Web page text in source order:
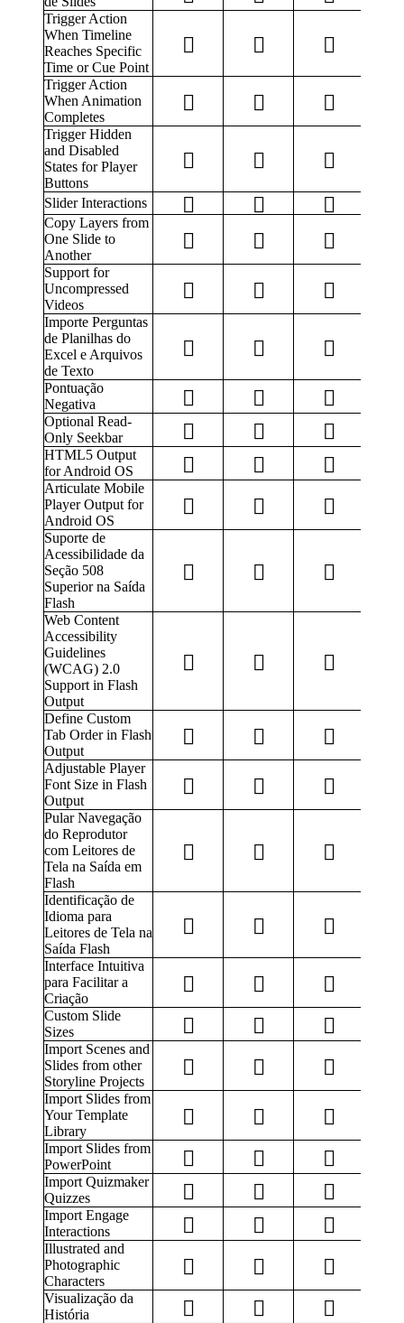
Trigger Action
When Timeline
Reaches Specific
Time or Cue Point
Trigger Action
When Animation
Completes
Trigger Hidden
and Disabled
States for Player
Buttons
Slider Interactions
Copy Layers from
One Slide to
Another
Support for
Uncompressed
Videos
Importe Perguntas
de Planilhas do
Excel e Arquivos
de Texto
Pontuação
Negativa
Optional Read-
Only Seekbar
HTML5 Output
for Android OS
Articulate Mobile
Player Output for
Android OS
Suporte de
Acessibilidade da
Seção 508
Superior na Saída
Flash
Web Content
Accessibility
Guidelines
(WCAG) 2.0
Support in Flash
Output
Define Custom
Tab Order in Flash
Output
Adjustable Player
Font Size in Flash
Output
Pular Navegação
do Reprodutor
com Leitores de
Tela na Saída em
Flash
Identificação de
Idioma para
Leitores de Tela na
Saída Flash
Interface Intuitiva
para Facilitar a
Criação
Custom Slide
Sizes
Import Scenes and
Slides from other
Storyline Projects
Import Slides from
Your Template
Library
Import Slides from
PowerPoint
Import Quizmaker
Quizzes
Import Engage
Interactions
Illustrated and
Photographic
Characters
Visualização da
História